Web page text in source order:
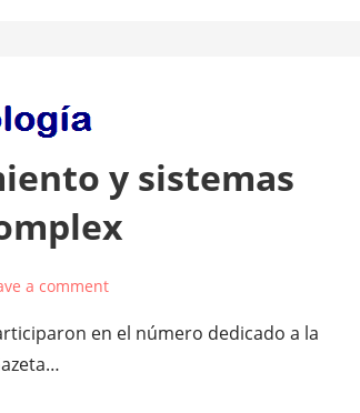
y sistemas
a comment
en el número dedicado a la